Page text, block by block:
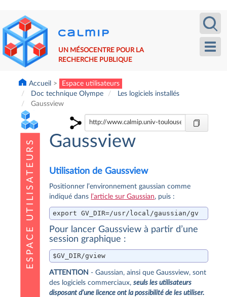
au
contenu
principal
UN MÉSOCENTRE POUR LA
RECHERCHE PUBLIQUE
Accueil
Espace utilisateurs
Doc technique Olympe
Les logiciels installés
Gaussview
Gaussview
Utilisation de Gaussview
Positionner l’environnement gaussian comme
indiqué dans l’article sur Gaussian, puis :
export GV_DIR=/usr/local/gaussian/gv
Pour lancer Gaussview à partir d’une
session graphique :
$GV_DIR/gview
ATTENTION - Gaussian, ainsi que Gaussview, sont
des logiciels commerciaux,seuls les utilisateurs
disposant d’une licence ont la possibilité de les utiliser.